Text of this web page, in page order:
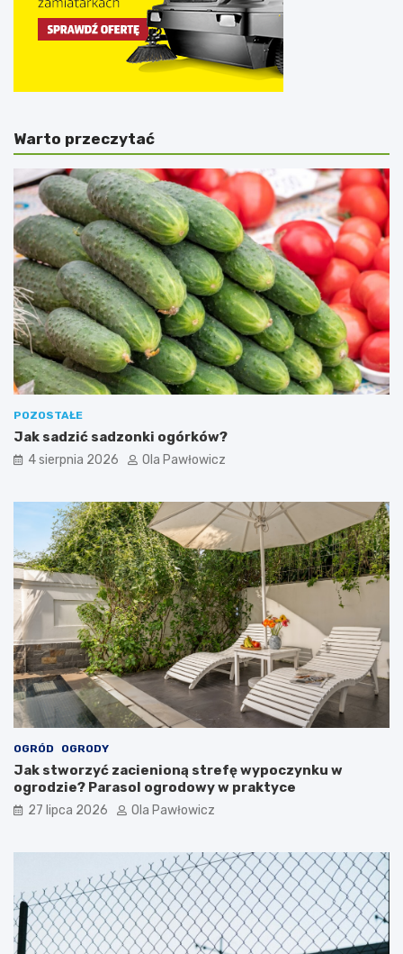
Warto przeczytać
POZOSTAŁE
Jak sadzić sadzonki ogórków?
4 sierpnia 2026 Ola Pawłowicz
OGRÓD OGRODY
Jak stworzyć zacienioną strefę wypoczynku w
ogrodzie? Parasol ogrodowy w praktyce
27 lipca 2026 Ola Pawłowicz